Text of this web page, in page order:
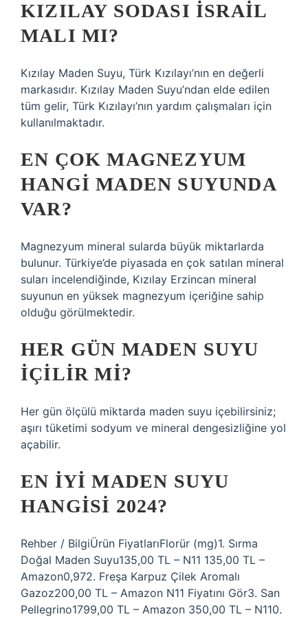
KIZILAY SODASI İSRAIL
MALI MI?
Kızılay Maden Suyu, Türk Kızılayı’nın en değerli
markasıdır. Kızılay Maden Suyu’ndan elde edilen
tüm gelir, Türk Kızılayı’nın yardım çalışmaları için
kullanılmaktadır.
EN ÇOK MAGNEZYUM
HANGI MADEN SUYUNDA
VAR?
Magnezyum mineral sularda büyük miktarlarda
bulunur. Türkiye’de piyasada en çok satılan mineral
suları incelendiğinde, Kızılay Erzincan mineral
suyunun en yüksek magnezyum içeriğine sahip
olduğu görülmektedir.
HER GÜN MADEN SUYU
IÇILIR MI?
Her gün ölçülü miktarda maden suyu içebilirsiniz;
aşırı tüketimi sodyum ve mineral dengesizliğine yol
açabilir.
EN IYI MADEN SUYU
HANGISI 2024?
Rehber / BilgiÜrün FiyatlarıFlorür (mg)1. Sırma
Doğal Maden Suyu135,00 TL – N11 135,00 TL –
Amazon0,972. Freşa Karpuz Çilek Aromalı
Gazoz200,00 TL – Amazon N11 Fiyatını Gör3. San
Pellegrino1799,00 TL – Amazon 350,00 TL – N110.